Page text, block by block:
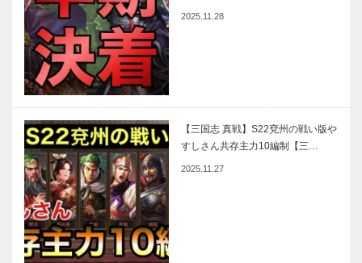
2025.11.28
【三国志 真戦】S22兗州の戦い版や
すしさん共存主力10編制【三…
2025.11.27